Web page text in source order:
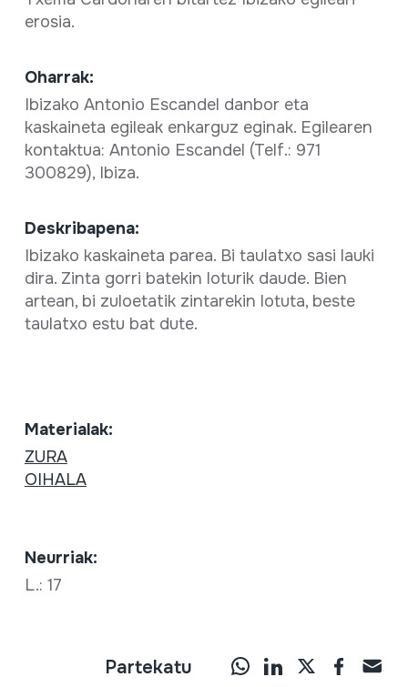
erosia.
Oharrak:
Ibizako Antonio Escandel danbor eta
kaskaineta egileak enkarguz eginak. Egilearen
kontaktua: Antonio Escandel (Telf.: 971
300829), Ibiza.
Deskribapena:
Ibizako kaskaineta parea. Bi taulatxo sasi lauki
dira. Zinta gorri batekin loturik daude. Bien
artean, bi zuloetatik zintarekin lotuta, beste
taulatxo estu bat dute.
Materialak:
ZURA
OIHALA
Neurriak:
L.: 17
Partekatu